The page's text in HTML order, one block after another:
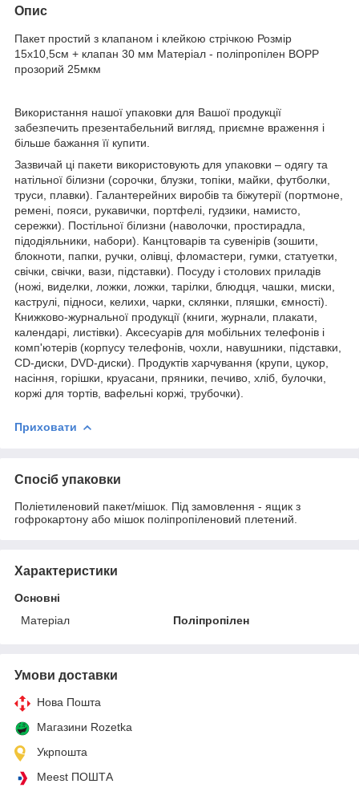
Опис
Пакет простий з клапаном і клейкою стрічкою Розмір
15х10,5см + клапан 30 мм Матеріал - поліпропілен BOPP
прозорий 25мкм
Використання нашої упаковки для Вашої продукції
забезпечить презентабельний вигляд, приємне враження і
більше бажання її купити.
Зазвичай ці пакети використовують для упаковки – одягу та
натільної білизни (сорочки, блузки, топіки, майки, футболки,
труси, плавки). Галантерейних виробів та біжутерії (портмоне,
ремені, пояси, рукавички, портфелі, гудзики, намисто,
сережки). Постільної білизни (наволочки, простирадла,
підодіяльники, набори). Канцтоварів та сувенірів (зошити,
блокноти, папки, ручки, олівці, фломастери, гумки, статуетки,
свічки, свічки, вази, підставки). Посуду і столових приладів
(ножі, виделки, ложки, ложки, тарілки, блюдця, чашки, миски,
каструлі, підноси, келихи, чарки, склянки, пляшки, ємності).
Книжково-журнальної продукції (книги, журнали, плакати,
календарі, листівки). Аксесуарів для мобільних телефонів і
комп'ютерів (корпусу телефонів, чохли, навушники, підставки,
CD-диски, DVD-диски). Продуктів харчування (крупи, цукор,
насіння, горішки, круасани, пряники, печиво, хліб, булочки,
коржі для тортів, вафельні коржі, трубочки).
Приховати
Спосіб упаковки
Поліетиленовий пакет/мішок. Під замовлення - ящик з
гофрокартону або мішок поліпропіленовий плетений.
Характеристики
Основні
Матеріал
Поліпропілен
Умови доставки
Нова Пошта
Магазини Rozetka
Укрпошта
Meest ПОШТА